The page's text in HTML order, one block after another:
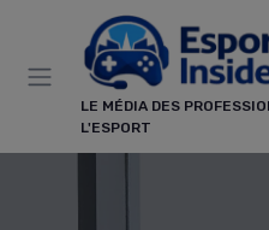
LE MÉDIA DES
L'ESPORT
Panneau de gestion des